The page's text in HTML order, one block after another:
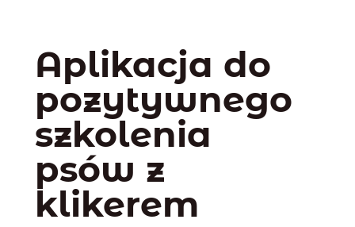
Aplikacja do
pozytywnego
szkolenia
psów z
klikerem